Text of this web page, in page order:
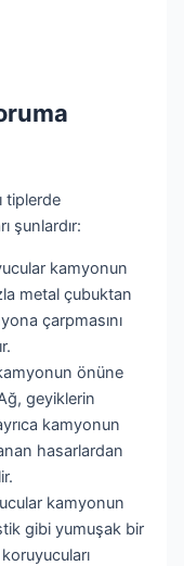
tiplerde
şunlardır:
kamyonun
metal çubuktan
çarpmasını
önüne
geyiklerin
kamyonun
hasarlardan
kamyonun
gibi yumuşak bir